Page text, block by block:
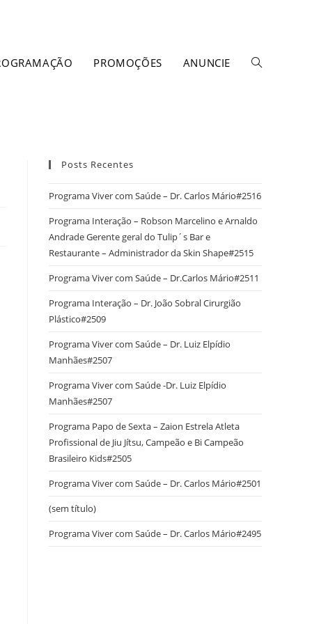
PROMOÇÕES ANUNCIE
Posts Recentes
Programa Viver com Saúde – Dr. Carlos Mário#2516
Programa Interação – Robson Marcelino e Arnaldo
Andrade Gerente geral do Tulip´s Bar e
Restaurante – Administrador da Skin Shape#2515
Programa Viver com Saúde – Dr.Carlos Mário#2511
Programa Interação – Dr. João Sobral Cirurgião
Plástico#2509
Programa Viver com Saúde – Dr. Luiz Elpídio
Manhães#2507
Programa Viver com Saúde -Dr. Luiz Elpídio
Manhães#2507
Programa Papo de Sexta – Zaion Estrela Atleta
Profissional de Jiu Jítsu, Campeão e Bi Campeão
Brasileiro Kids#2505
Programa Viver com Saúde – Dr. Carlos Mário#2501
(sem título)
Programa Viver com Saúde – Dr. Carlos Mário#2495